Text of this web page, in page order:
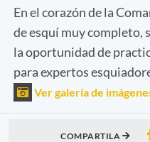
En el corazón de la
de esquí muy completo,
la oportunidad de
para expertos
Ver galería de
COMPARTILA